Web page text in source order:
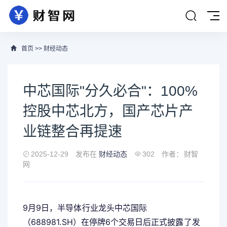
首页 >> 财经动态
中芯国际"分久必合"：100%
控股中芯北方，国产芯片产
业链整合再提速
2025-12-29 发布在 财经动态 302 作者：
财智
网
9月9日，半导体行业龙头中芯国际
（688981.SH）在停牌6个交易日后正式披露了发